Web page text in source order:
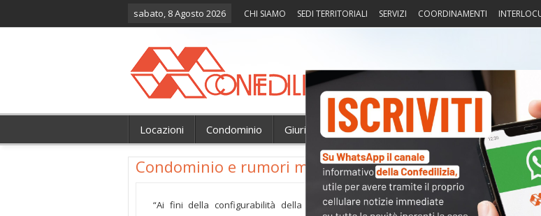
sabato, 8 Agosto 2026 CHI SIAMO SEDI TERRITORIALI SERVIZI COORDINAMENTI
Locazioni Condominio Giurisprudenza Fisco Portierato Intorno
Condominio e rumori molesti
“Ai fini della configurabilità della contravvenzione di cui all’art. 659 cod. pen., non